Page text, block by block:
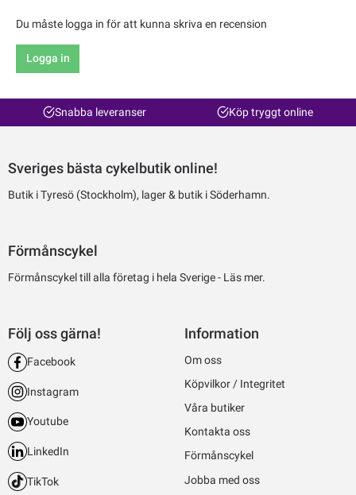
Du måste logga in för att kunna skriva en recension
Logga in
Snabba leveranser Köp tryggt online
Sveriges bästa cykelbutik online!
Butik i Tyresö (Stockholm), lager & butik i Söderhamn.
Förmånscykel
Förmånscykel till alla företag i hela Sverige - Läs mer.
Följ oss gärna!
Facebook
Instagram
Youtube
LinkedIn
TikTok
Information
Om oss
Köpvilkor / Integritet
Våra butiker
Kontakta oss
Förmånscykel
Jobba med oss